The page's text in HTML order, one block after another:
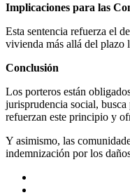
Implicaciones para las
Esta sentencia refuerza el
vivienda más allá del plazo
Conclusión
Los porteros están
jurisprudencia social,
refuerzan este principio y
Y asimismo, las
indemnización por los